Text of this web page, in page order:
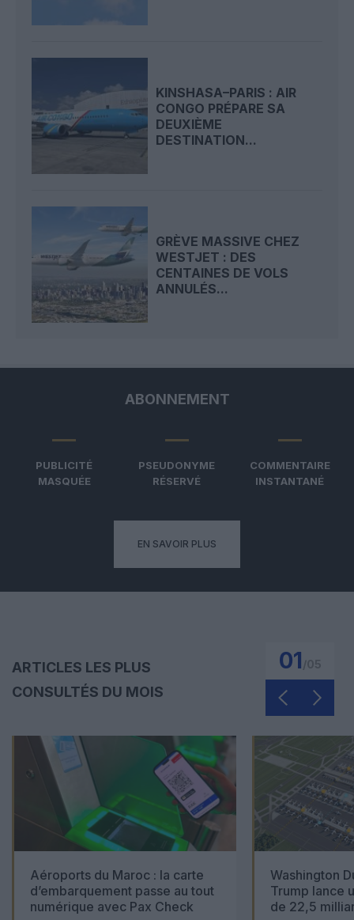
KINSHASA–PARIS : AIR
CONGO PRÉPARE SA
DEUXIÈME
DESTINATION...
GRÈVE MASSIVE CHEZ
WESTJET : DES
CENTAINES DE VOLS
ANNULÉS...
ABONNEMENT
PUBLICITÉ
MASQUÉE
PSEUDONYME
RÉSERVÉ
COMMENTAIRE
INSTANTANÉ
EN SAVOIR PLUS
ARTICLES LES PLUS
CONSULTÉS DU MOIS
01
Aéroports du Maroc : la carte
d’embarquement passe au tout
numérique avec Pax Check
Washington
Trump lance
de 22,5